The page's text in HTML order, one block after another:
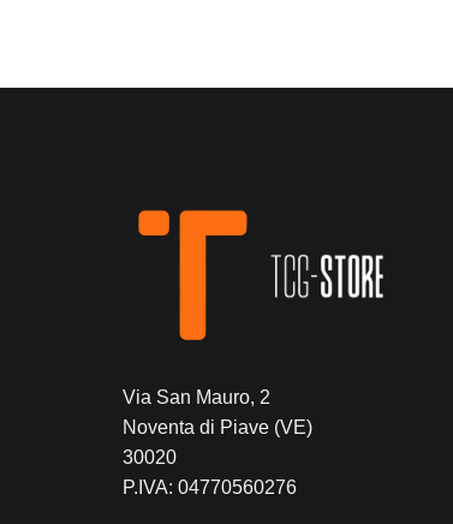
Via San Mauro, 2
Noventa di Piave (VE)
30020
P.IVA: 04770560276